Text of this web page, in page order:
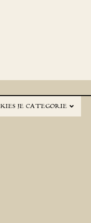
KIES JE CATEGORIE